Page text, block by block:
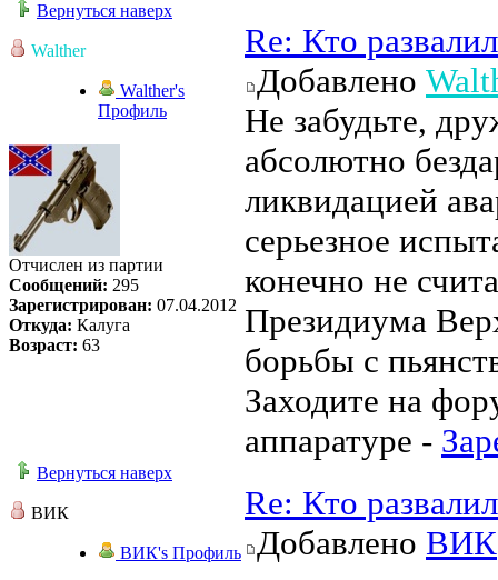
Вернуться наверх
Walther
Walther's
Профиль
Отчислен из партии
Сообщений: 295
Зарегистрирован: 07.04.2012
Откуда: Калуга
Возраст: 63
Re: Кто
Добавлено
Не забудьте,
абсолютно
ликвидацией
серьезное
конечно не
Президиума
борьбы с
Заходите на
аппаратуре -
Вернуться наверх
ВИК
ВИК's Профиль
Re: Кто
Добавлено ВИК